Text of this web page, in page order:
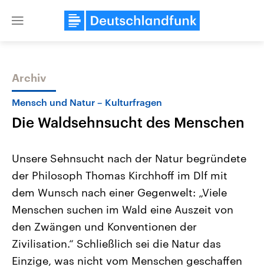
Close
Themen
Landtagswahl Sachsen-Anhalt
2026
Alle Informationen
Sachsen-Anhalt wählt am 6.
September 2026 einen neuen
Bundesland von einer Koalition aus
USA
Aktuelle Beiträge,
Hintergründe
Wirtschaftlich und
gehören die Vereinigten
mit großem Einfluss auf
Archiv
Mensch und Natur – Kulturfragen
Die Waldsehnsucht des Menschen
Unsere Sehnsucht nach der Natur begründete
der Philosoph Thomas Kirchhoff im Dlf mit
dem Wunsch nach einer Gegenwelt: „Viele
Menschen suchen im Wald eine Auszeit von
den Zwängen und Konventionen der
Zivilisation.“ Schließlich sei die Natur das
Einzige, was nicht vom Menschen geschaffen